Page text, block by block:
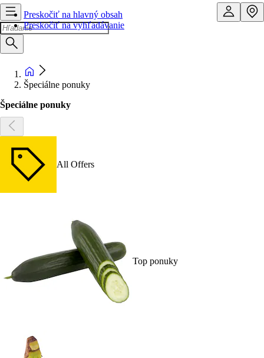
Preskočiť na hlavný obsah
Preskočiť na vyhľadávanie
Špeciálne ponuky
Špeciálne ponuky
All Offers
Top ponuky